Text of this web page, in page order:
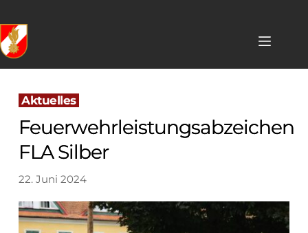
content
Aktuelles
Feuerwehrleistungsabzeichen
FLA Silber
22. Juni 2024